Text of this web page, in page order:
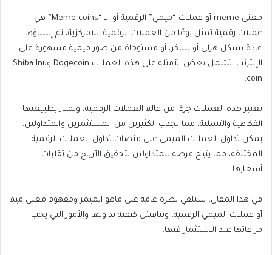
معنى meme أو
عملات “ميمي” الرقمية أو الـ “Meme coins” هي
عملات رقمية تمثل نوعًا من العملات الرقمية اللامركزية، تم إنشاؤها
عادة بشكل هزلي أو ساخر، أو مستوحاة من صور ميمية مشهورة على
الإنترنت. تشمل بعض الأمثلة على هذه العملات Dogecoin وShiba Inu
coin.
تعتبر هذه العملات جزءًا من عالم العملات الرقمية، وتمتاز بطبيعتها
الفكاهية والتسلية، مما يجذب الكثيرين من المستثمرين والمتداولين.
يمكن تداول العملات الميمي على منصات تداول العملات الرقمية
المختلفة، مما يتيح فرصة للمتداولين لتحقيق الأرباح من تقلبات
أسعارها.
في هذا المقال، سنلقي نظرة عامة على ماهو الميمز ومفهوم معنى ميم
أو عملات الميمي الرقمية، ونناقش كيفية تداولها والأمور التي يجب
مراعاتها عند الاستثمار فيها.